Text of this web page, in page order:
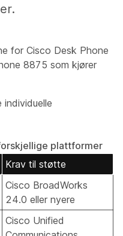
for Cisco Desk Phone
8875 som kjører
plattformer
Krav til støtte
Cisco BroadWorks
24.0 eller nyere
Cisco Unified